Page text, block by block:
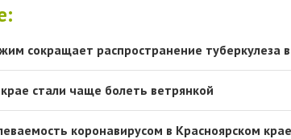
сокращает распространение туберкулеза
стали чаще болеть ветрянкой
коронавирусом в Красноярском